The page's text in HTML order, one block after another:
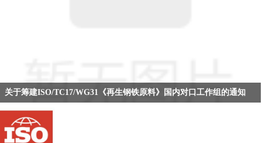
关于筹建ISO/TC17/WG31《再生钢铁原料》国内对口工作组的通知